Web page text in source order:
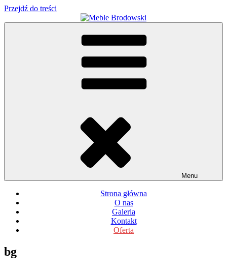
Przejdź do treści
Meble kuchenne specjalnie dla Ciebie!
Menu
Strona główna
O nas
Galeria
Kontakt
Oferta
bg